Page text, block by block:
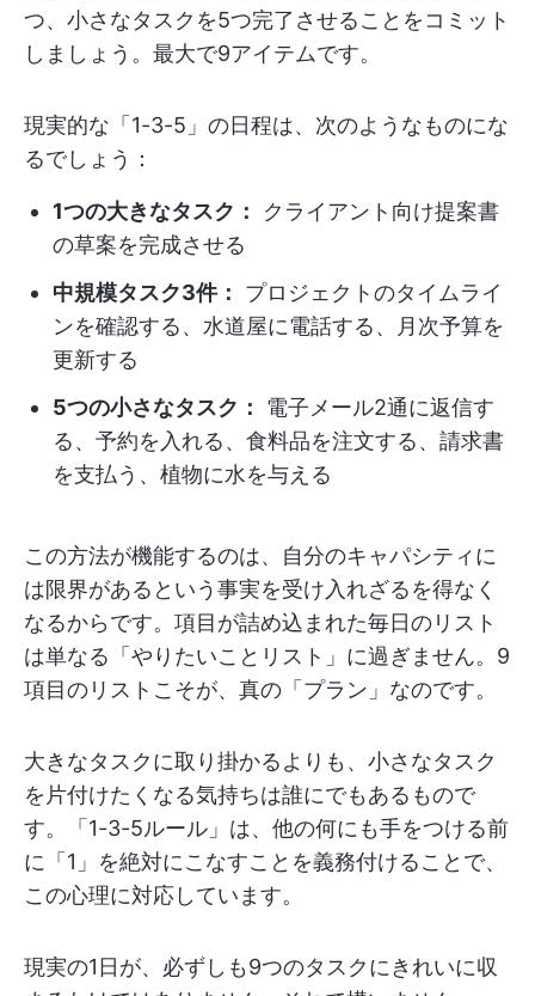
つ、小さなタスクを5つ完了させることをコミット
しましょう。最大で9アイテムです。
現実的な「1-3-5」の日程は、次のようなものにな
るでしょう：
1つの大きなタスク：
クライアント向け提案書
の草案を完成させる
中規模タスク3件：
プロジェクトのタイムライ
ンを確認する、水道屋に電話する、月次予算を
更新する
5つの小さなタスク：
電子メール2通に返信す
る、予約を入れる、食料品を注文する、請求書
を支払う、植物に水を与える
この方法が機能するのは、自分のキャパシティに
は限界があるという事実を受け入れざるを得なく
なるからです。項目が詰め込まれた毎日のリスト
は単なる「やりたいことリスト」に過ぎません。9
項目のリストこそが、真の「プラン」なのです。
大きなタスクに取り掛かるよりも、小さなタスク
を片付けたくなる気持ちは誰にでもあるもので
す。「1-3-5ルール」は、他の何にも手をつける前
に「1」を絶対にこなすことを義務付けることで、
この心理に対応しています。
現実の1日が、必ずしも9つのタスクにきれいに収